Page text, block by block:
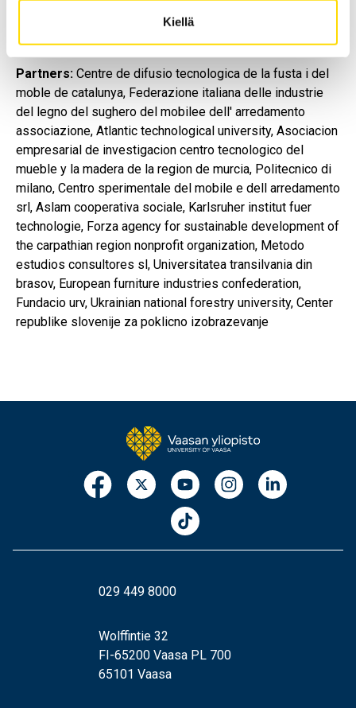
Kiellä
Partners: Centre de difusio tecnologica de la fusta i del
moble de catalunya, Federazione italiana delle industrie
del legno del sughero del mobilee dell' arredamento
associazione, Atlantic technological university, Asociacion
empresarial de investigacion centro tecnologico del
mueble y la madera de la region de murcia, Politecnico di
milano, Centro sperimentale del mobile e dell arredamento
srl, Aslam cooperativa sociale, Karlsruher institut fuer
technologie, Forza agency for sustainable development of
the carpathian region nonprofit organization, Metodo
estudios consultores sl, Universitatea transilvania din
brasov, European furniture industries confederation,
Fundacio urv, Ukrainian national forestry university, Center
republike slovenije za poklicno izobrazevanje
029 449 8000
Wolffintie 32
FI-65200 Vaasa PL 700
65101 Vaasa